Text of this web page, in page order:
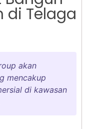
di Telaga
akan
mencakup
di kawasan